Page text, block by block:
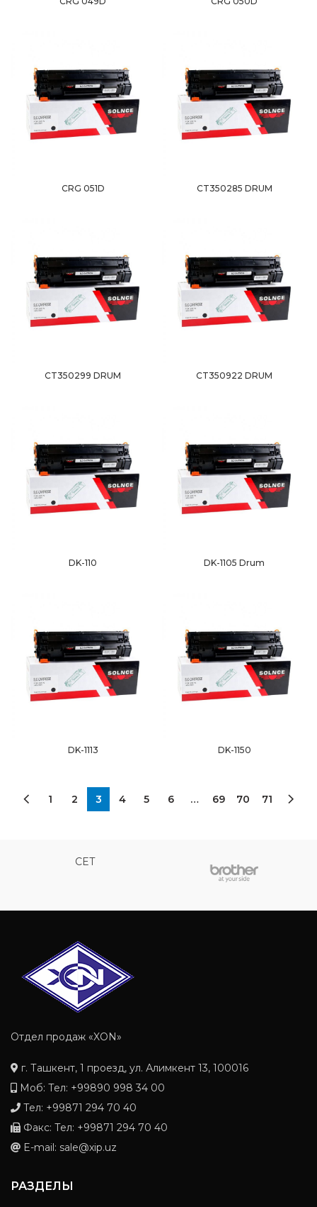
CRG 051D CT350285 DRUM
CT350299 DRUM CT350922 DRUM
DK-110 DK-1105 Drum
DK-1113 DK-1150
1 2 3 4 5 6 … 69 70 71
CET
Отдел продаж «XON»
г. Ташкент, 1 проезд, ул. Алимкент 13, 100016
Моб: Тел: +99890 998 34 00
Тел: +99871 294 70 40
Факс: Тел: +99871 294 70 40
E-mail: sale@xip.uz
РАЗДЕЛЫ